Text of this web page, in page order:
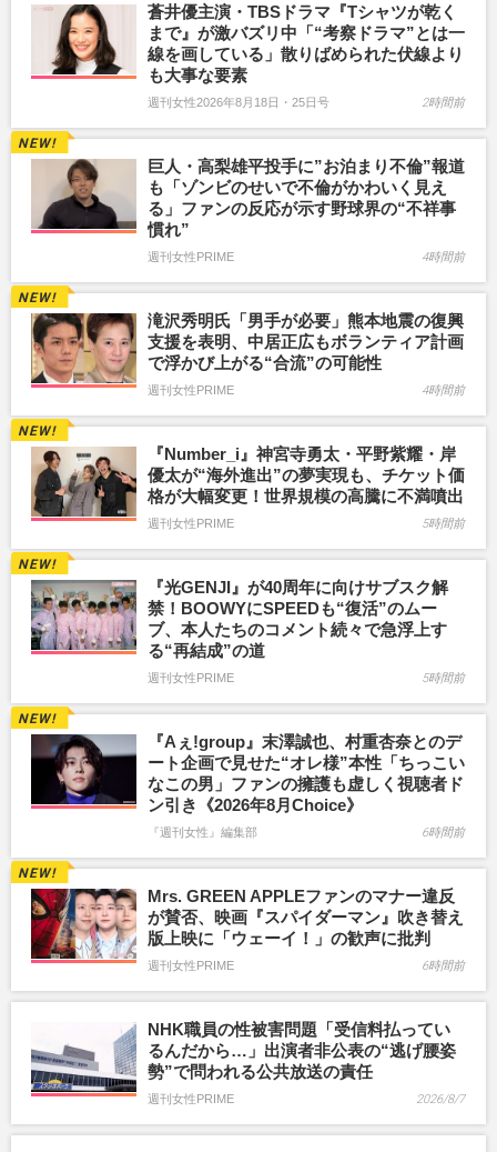
蒼井優主演・TBSドラマ『Tシャツが乾く
まで』が激バズリ中「“考察ドラマ”とは一
線を画している」散りばめられた伏線より
も大事な要素
週刊女性2026年8月18日・25日号 2時間前
巨人・高梨雄平投手に”お泊まり不倫”報道
も「ゾンビのせいで不倫がかわいく見え
る」ファンの反応が示す野球界の“不祥事
慣れ”
週刊女性PRIME 4時間前
滝沢秀明氏「男手が必要」熊本地震の復興
支援を表明、中居正広もボランティア計画
で浮かび上がる“合流”の可能性
週刊女性PRIME 4時間前
『Number_i』神宮寺勇太・平野紫耀・岸
優太が“海外進出”の夢実現も、チケット価
格が大幅変更！世界規模の高騰に不満噴出
週刊女性PRIME 5時間前
『光GENJI』が40周年に向けサブスク解
禁！BOOWYにSPEEDも“復活”のムー
ブ、本人たちのコメント続々で急浮上す
る“再結成”の道
週刊女性PRIME 5時間前
『Aぇ!group』末澤誠也、村重杏奈とのデ
ート企画で見せた“オレ様”本性「ちっこい
なこの男」ファンの擁護も虚しく視聴者ド
ン引き《2026年8月Choice》
『週刊女性』編集部 6時間前
Mrs. GREEN APPLEファンのマナー違反
が賛否、映画『スパイダーマン』吹き替え
版上映に「ウェーイ！」の歓声に批判
週刊女性PRIME 6時間前
NHK職員の性被害問題「受信料払ってい
るんだから…」出演者非公表の“逃げ腰姿
勢”で問われる公共放送の責任
週刊女性PRIME 2026/8/7